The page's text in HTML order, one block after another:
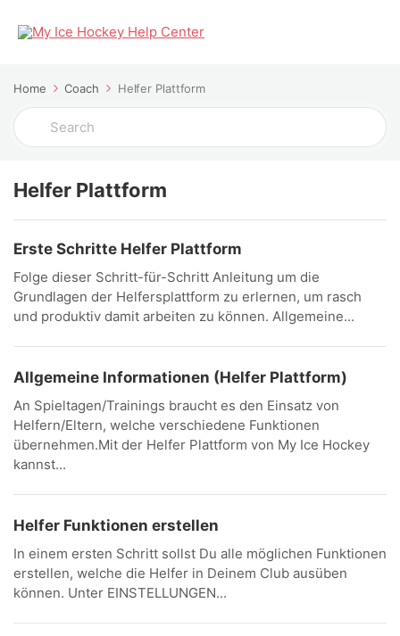
Home Coach Helfer Plattform
Search
For
Helfer Plattform
Erste Schritte Helfer Plattform
Folge dieser Schritt-für-Schritt Anleitung um die
Grundlagen der Helfersplattform zu erlernen, um rasch
und produktiv damit arbeiten zu können. Allgemeine...
Allgemeine Informationen (Helfer Plattform)
An Spieltagen/Trainings braucht es den Einsatz von
Helfern/Eltern, welche verschiedene Funktionen
übernehmen.Mit der Helfer Plattform von My Ice Hockey
kannst...
Helfer Funktionen erstellen
In einem ersten Schritt sollst Du alle möglichen Funktionen
erstellen, welche die Helfer in Deinem Club ausüben
können. Unter EINSTELLUNGEN...